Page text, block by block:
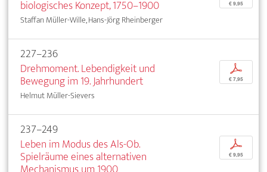
biologisches Konzept, 1750–1900
Staffan Müller-Wille, Hans-Jörg Rheinberger
€ 9,95
227–236
Drehmoment. Lebendigkeit und
Bewegung im 19. Jahrhundert
Helmut Müller-Sievers
p
€ 7,95
237–249
Leben im Modus des Als-Ob.
Spielräume eines alternativen
p
€ 9,95